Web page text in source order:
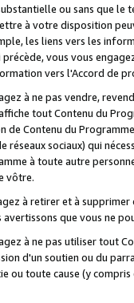
ou sans que le
à votre disposition
les liens vers les
précède, vous vous
vers l'Accord de
à ne pas vendre,
tout Contenu du
Contenu du
réseaux sociaux) qui
à toute autre
vôtre.
à retirer et à
avertissons que vous ne
à ne pas utiliser tout
d'un soutien ou du
ou toute cause (y